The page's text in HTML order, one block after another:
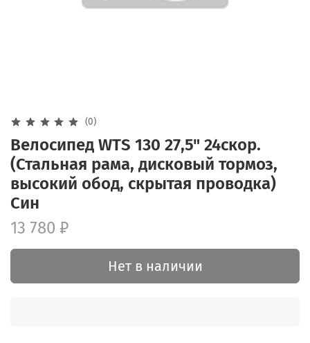
(0)
Велосипед WTS 130 27,5" 24скор.
(Стальная рама, дисковый тормоз,
высокий обод, скрытая проводка)
Син
13 780 ₽
Нет в наличии